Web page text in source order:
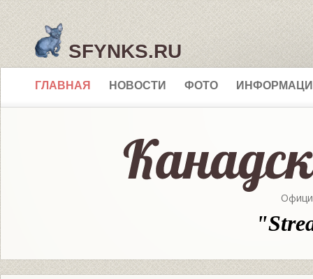
SFYNKS.RU
ГЛАВНАЯ НОВОСТИ ФОТО